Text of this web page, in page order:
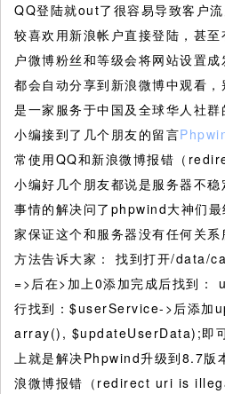
QQ登陆就out了很容易导致客户流
较喜欢用新浪帐户直接登陆，甚
户微博粉丝和等级会将网站设置
都会自动分享到新浪微博中观看
是一家服务于中国及全球华人社
小编接到了几个朋友的留言
常使用QQ和新浪微博报错（
小编好几个朋友都说是服务器不
事情的解决问了phpwind大神们
家保证这个和服务器没有任何关
方法告诉大家： 找到打开/data/
=>后在>加上0添加完成后找到
行找到：$userService->后添加
array(), $updateUserData);即
上就是解决Phpwind升级到8.7版
浪微博报错（redirect uri is